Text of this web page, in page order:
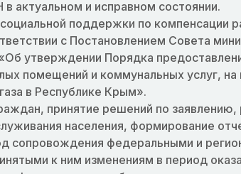
актуальном и исправном состоянии.
поддержки по компенсации
с Постановлением Совета
утверждении Порядка
помещений и коммунальных услуг,
в Республике Крым».
принятие решений по заявлению,
населения, формирование
сопровождения федеральными и
к ним изменениям в период